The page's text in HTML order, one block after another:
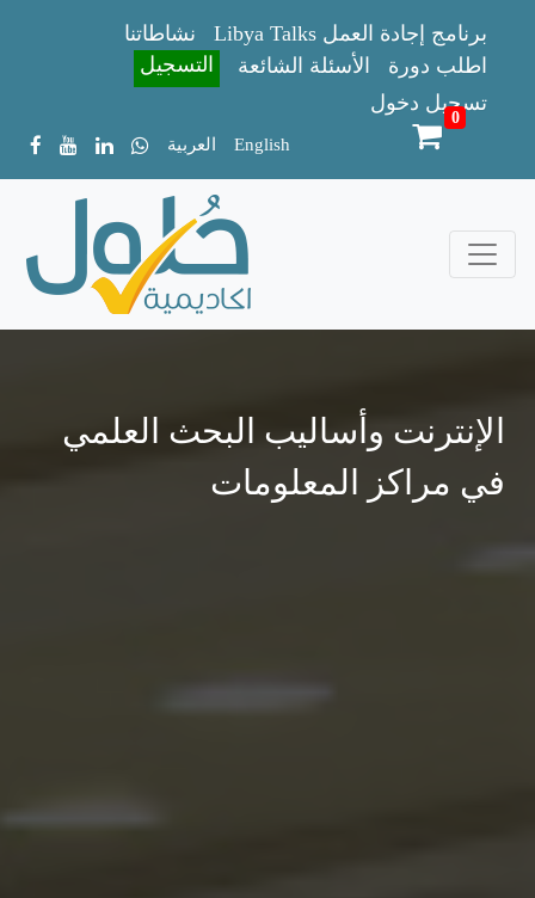
Libya Talks برنامج إجادة العمل
نشاطاتنا
اطلب دورة
الأسئلة الشائعة
التسجيل
تسجيل دخول
العربية English
0
الإنترنت وأساليب البحث العلمي
في مراكز المعلومات